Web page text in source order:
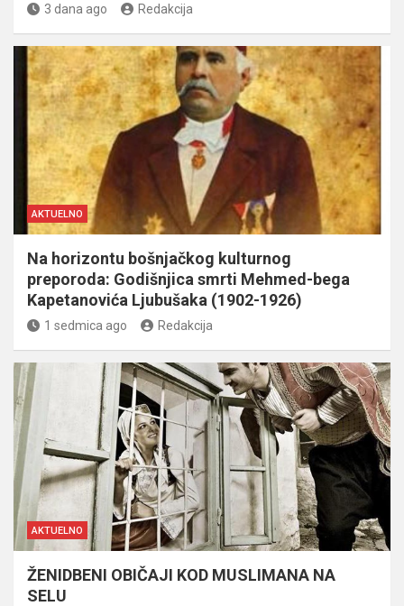
3 dana ago Redakcija
AKTUELNO
Na horizontu bošnjačkog kulturnog
preporoda: Godišnjica smrti Mehmed-bega
Kapetanovića Ljubušaka (1902-1926)
1 sedmica ago Redakcija
AKTUELNO
ŽENIDBENI OBIČAJI KOD MUSLIMANA NA
SELU